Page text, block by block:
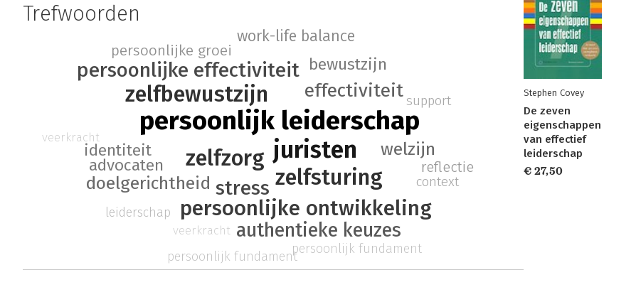
Trefwoorden
persoonlijk leiderschap
juristen
zelfsturing
zelfzorg
zelfbewustzijn
stress
persoonlijke ontwikkeling
persoonlijke effectiviteit
effectiviteit
authentieke keuzes
doelgerichtheid
welzijn
advocaten
bewustzijn
identiteit
persoonlijke groei
reflectie
work-life balance
support
context
leiderschap
persoonlijk fundament
veerkracht
persoonlijk fundament
veerkracht
Stephen Covey
De zeven
eigenschappen
van effectief
leiderschap
€ 27,50